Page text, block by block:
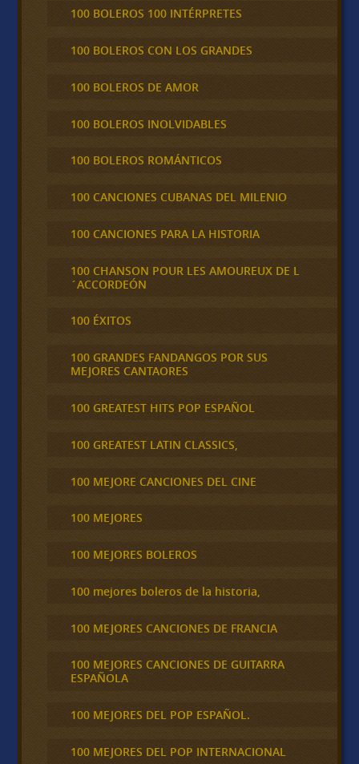
100 BOLEROS 100 INTÉRPRETES
100 BOLEROS CON LOS GRANDES
100 BOLEROS DE AMOR
100 BOLEROS INOLVIDABLES
100 BOLEROS ROMÁNTICOS
100 CANCIONES CUBANAS DEL MILENIO
100 CANCIONES PARA LA HISTORIA
100 CHANSON POUR LES AMOUREUX DE L
´ACCORDEÓN
100 ÉXITOS
100 GRANDES FANDANGOS POR SUS
MEJORES CANTAORES
100 GREATEST HITS POP ESPAÑOL
100 GREATEST LATIN CLASSICS,
100 MEJORE CANCIONES DEL CINE
100 MEJORES
100 MEJORES BOLEROS
100 mejores boleros de la historia,
100 MEJORES CANCIONES DE FRANCIA
100 MEJORES CANCIONES DE GUITARRA
ESPAÑOLA
100 MEJORES DEL POP ESPAÑOL.
100 MEJORES DEL POP INTERNACIONAL